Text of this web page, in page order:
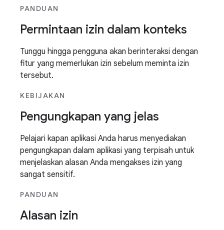
PANDUAN
Permintaan izin dalam konteks
Tunggu hingga pengguna akan berinteraksi dengan
fitur yang memerlukan izin sebelum meminta izin
tersebut.
KEBIJAKAN
Pengungkapan yang jelas
Pelajari kapan aplikasi Anda harus menyediakan
pengungkapan dalam aplikasi yang terpisah untuk
menjelaskan alasan Anda mengakses izin yang
sangat sensitif.
PANDUAN
Alasan izin